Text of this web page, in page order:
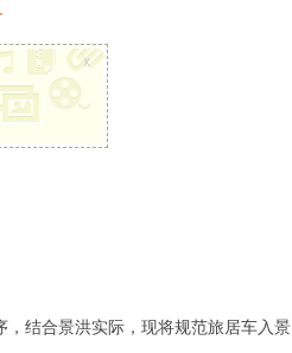
x
结合景洪实际，现将规范旅居车入景